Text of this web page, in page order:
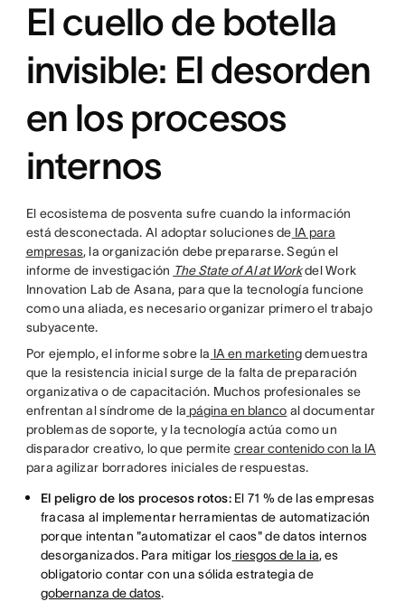
El cuello de botella
invisible: El desorden
en los procesos
internos
El ecosistema de posventa sufre cuando la información
está desconectada. Al adoptar soluciones de IA para
empresas, la organización debe prepararse. Según el
informe de investigación The State of AI at Workdel Work
Innovation Lab de Asana, para que la tecnología funcione
como una aliada, es necesario organizar primero el trabajo
subyacente.
Por ejemplo, el informe sobre la IA en marketingdemuestra
que la resistencia inicial surge de la falta de preparación
organizativa o de capacitación. Muchos profesionales se
enfrentan al síndrome de la página en blanco al documentar
problemas de soporte, y la tecnología actúa como un
disparador creativo, lo que permite crear contenido con la IA
para agilizar borradores iniciales de respuestas.
El peligro de los procesos rotos:El 71 % de las empresas
fracasa al implementar herramientas de automatización
porque intentan "automatizar el caos" de datos internos
desorganizados. Para mitigar los riesgos de la ia, es
obligatorio contar con una sólida estrategia de
gobernanza de datos.